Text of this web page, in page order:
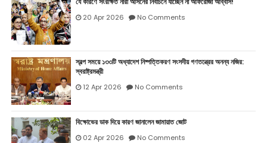
20 Apr 2026 No Comments
স্বল্প সময়ে ১৩৩টি অধ্যাদেশ নিষ্পত্তিকরণ সংসদীয় গণতন্ত্রের অনন্য নজির:
স্বরাষ্ট্রমন্ত্রী
12 Apr 2026 No Comments
বিক্ষোভের ডাক দিয়ে কারণ জানালেন জামায়াত জোট
02 Apr 2026 No Comments